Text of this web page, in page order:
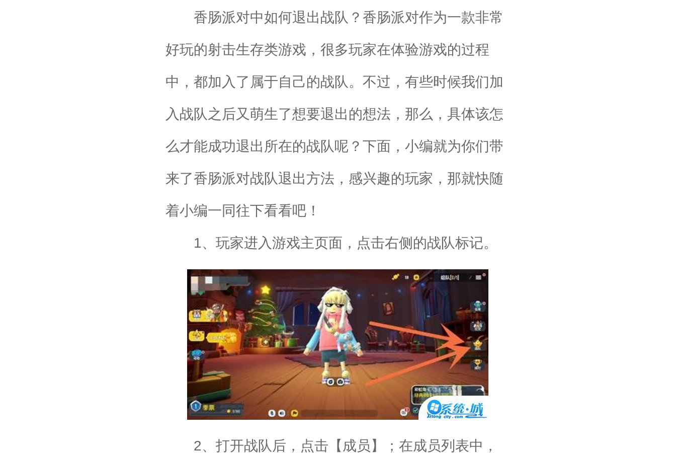
香肠派对中如何退出战队？香肠派对作为一款非常
好玩的射击生存类游戏，很多玩家在体验游戏的过程
中，都加入了属于自己的战队。不过，有些时候我们加
入战队之后又萌生了想要退出的想法，那么，具体该怎
么才能成功退出所在的战队呢？下面，小编就为你们带
来了香肠派对战队退出方法，感兴趣的玩家，那就快随
着小编一同往下看看吧！
1、玩家进入游戏主页面，点击右侧的战队标记。
2、打开战队后，点击【成员】；在成员列表中，